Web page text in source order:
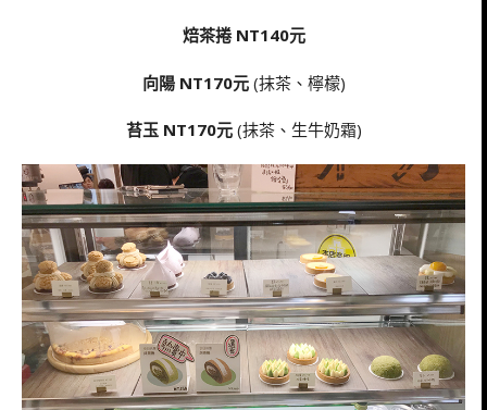
焙茶捲 NT140元
向陽 NT170元 (抹茶、檸檬)
苔玉 NT170元 (抹茶、生牛奶霜)